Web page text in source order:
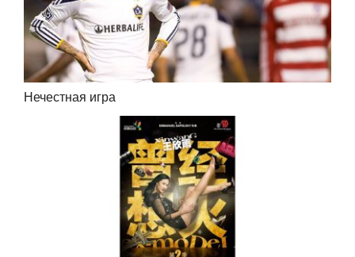
Нечестная игра